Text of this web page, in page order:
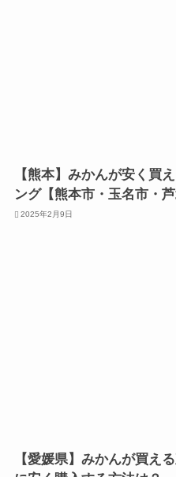
【熊本】みかんが安く買
ング【熊本市・玉名市・芦
2025年2月9日
【愛媛県】みかんが買え